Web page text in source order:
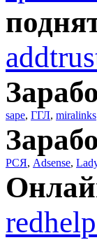
sape, ГГЛ, miralinks
РСЯ, Adsense,